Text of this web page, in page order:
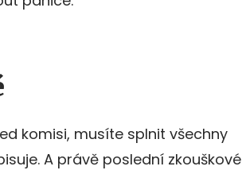
komisi, musíte splnit všechny
A právě poslední zkouškové